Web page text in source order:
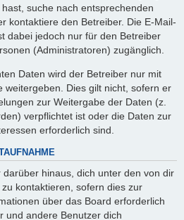
suche nach entsprechenden
kontaktiere den Betreiber. Die E-Mail-
dabei jedoch nur für den Betreiber
(Administratoren) zugänglich.
Daten wird der Betreiber nur mit
weitergeben. Dies gilt nicht, sofern er
zur Weitergabe der Daten (z.
verpflichtet ist oder die Daten zur
erforderlich sind.
hinaus, dich unter den von dir
kontaktieren, sofern dies zur
über das Board erforderlich
und andere Benutzer dich